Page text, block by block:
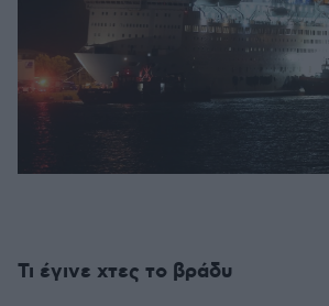
Τι έγινε χτες το βράδυ